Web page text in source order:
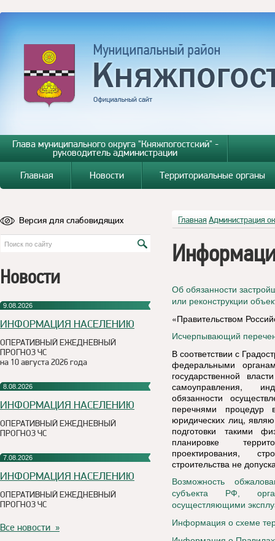
Глава муниципального округа "Княжпогостский" -
руководитель администрации
Главная
Новости Территориальные органы
Версия для слабовидящих
Новости
9.08.2026
ИНФОРМАЦИЯ НАСЕЛЕНИЮ
ОПЕРАТИВНЫЙ ЕЖЕДНЕВНЫЙ
ПРОГНОЗ ЧС
на 10 августа 2026 года
8.08.2026
ИНФОРМАЦИЯ НАСЕЛЕНИЮ
ОПЕРАТИВНЫЙ ЕЖЕДНЕВНЫЙ
ПРОГНОЗ ЧС
7.08.2026
ИНФОРМАЦИЯ НАСЕЛЕНИЮ
ОПЕРАТИВНЫЙ ЕЖЕДНЕВНЫЙ
ПРОГНОЗ ЧС
Все новости »
Главная Администрация
Об обязанности
или реконструкции
«Правительством
Исчерпывающий
В соответствии с
федеральными
государственной
самоуправления,
обязанности
перечнями процедур
юридических лиц,
подготовки такими
планировке
проектирования,
строительства не
Возможность
субъекта РФ,
осущестляющими
Информация о схеме